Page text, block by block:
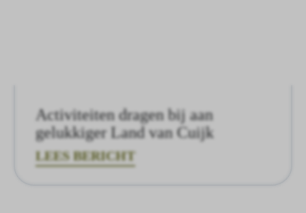
Activiteiten dragen bij aan
gelukkiger Land van Cuijk
LEES BERICHT